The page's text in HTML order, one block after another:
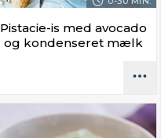
Pistacie-is med avocado
og kondenseret mælk